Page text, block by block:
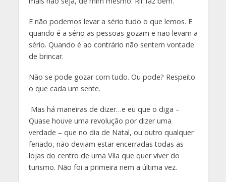
E não podemos levar a sério tudo o que lemos. E
quando é a sério as pessoas gozam e não levam a
sério. Quando é ao contrário não sentem vontade
de brincar.
Não se pode gozar com tudo. Ou pode? Respeito
o que cada um sente.
Mas há maneiras de dizer…e eu que o diga –
Quase houve uma revolução por dizer uma
verdade – que no dia de Natal, ou outro qualquer
feriado, não deviam estar encerradas todas as
lojas do centro de uma Vila que quer viver do
turismo. Não foi a primeira nem a última vez.